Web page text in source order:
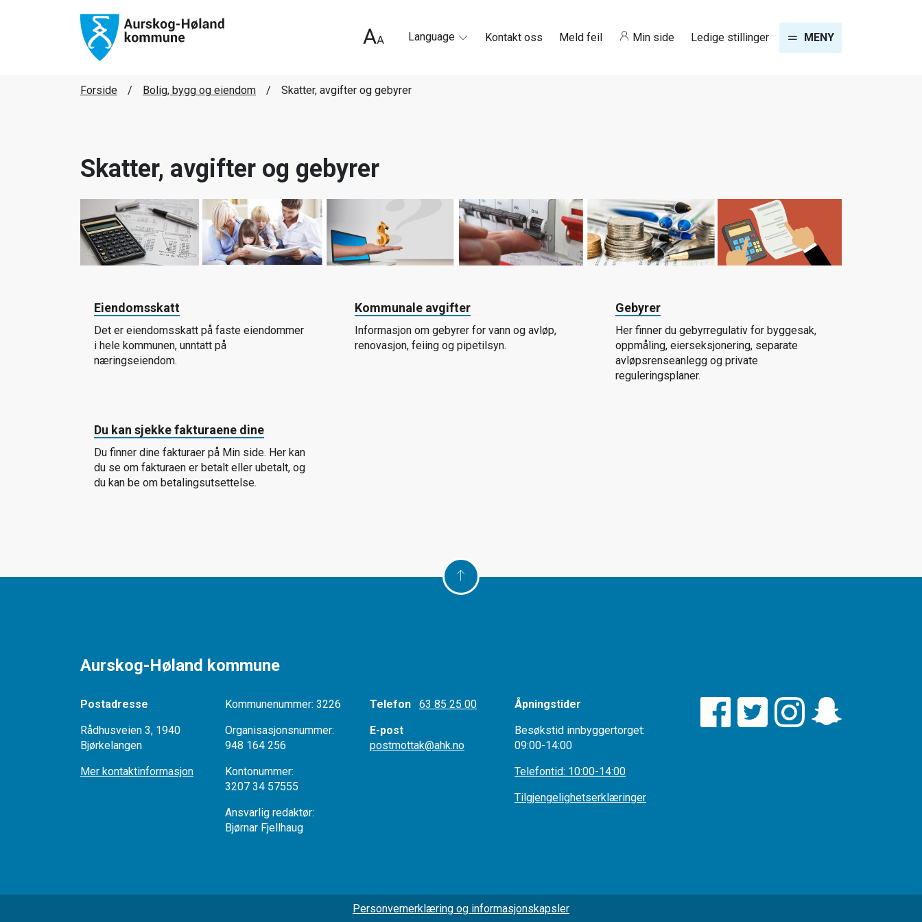
Language Kontakt oss Meld feil Min side Ledige stillinger MENY
Forside Bolig, bygg og eiendom Skatter, avgifter og gebyrer
Skatter, avgifter og gebyrer
Eiendomsskatt
Det er eiendomsskatt på faste eiendommer
i hele kommunen, unntatt på
næringseiendom.
Kommunale avgifter
Informasjon om gebyrer for vann og avløp,
renovasjon, feiing og pipetilsyn.
Gebyrer
Her finner du gebyrregulativ for byggesak,
oppmåling, eierseksjonering, separate
avløpsrenseanlegg og private
reguleringsplaner.
Du kan sjekke fakturaene dine
Du finner dine fakturaer på Min side. Her kan
du se om fakturaen er betalt eller ubetalt, og
du kan be om betalingsutsettelse.
Aurskog-Høland kommune
Postadresse
Rådhusveien 3, 1940
Bjørkelangen
Mer kontaktinformasjon
Kommunenummer: 3226
Organisasjonsnummer:
948 164 256
Kontonummer:
3207 34 57555
Ansvarlig redaktør:
Bjørnar Fjellhaug
Telefon 63 85 25 00
E-post
postmottak@ahk.no
Åpningstider
Besøkstid innbyggertorget:
09:00-14:00
Telefontid: 10:00-14:00
Tilgjengelighetserklæringer
Personvernerklæring og informasjonskapsler